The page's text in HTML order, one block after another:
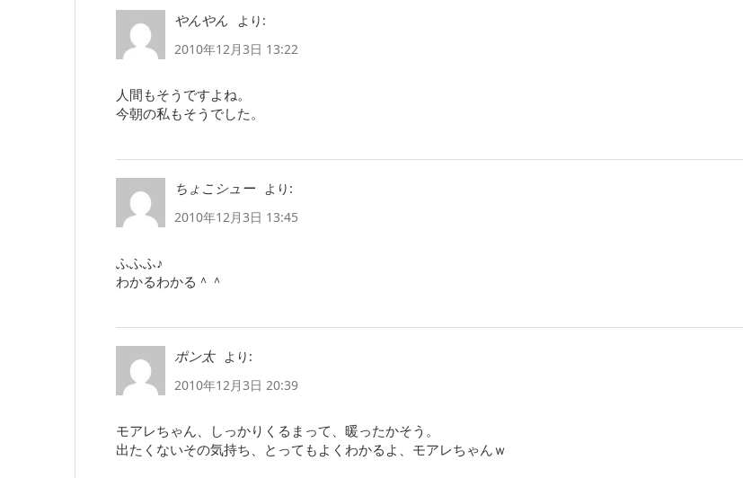
やんやん
より:
2010年12月3日 13:22
人間もそうですよね。
今朝の私もそうでした。
ちょこシュー
より:
2010年12月3日 13:45
ふふふ♪
わかるわかる＾＾
ポン太
より:
2010年12月3日 20:39
モアレちゃん、しっかりくるまって、暖ったかそう。
出たくないその気持ち、とってもよくわかるよ、モアレちゃんｗ